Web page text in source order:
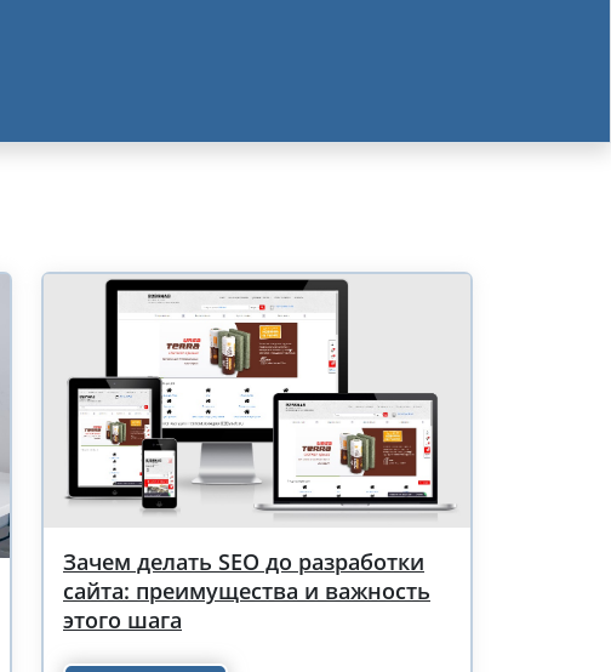
Зачем делать SEO до разработки
сайта: преимущества и важность
этого шага